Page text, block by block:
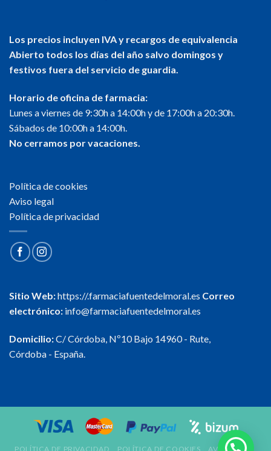
Los precios incluyen IVA y recargos de equivalencia
Abierto todos los días del año salvo domingos y
festivos fuera del servicio de guardia.
Horario de oficina de farmacia:
Lunes a viernes de 9:30h a 14:00h y de 17:00h a 20:30h.
Sábados de 10:00h a 14:00h.
No cerramos por vacaciones.
Política de cookies
Aviso legal
Política de privacidad
Sitio Web:https://.farmaciafuentedelmoral.es Correo
electrónico: info@farmaciafuentedelmoral.es
Domicilio:C/ Córdoba, Nº10 Bajo 14960 - Rute,
Córdoba - España.
POLÍTICA DE PRIVACIDAD POLÍTICA DE COOKIES AVISO LEGAL